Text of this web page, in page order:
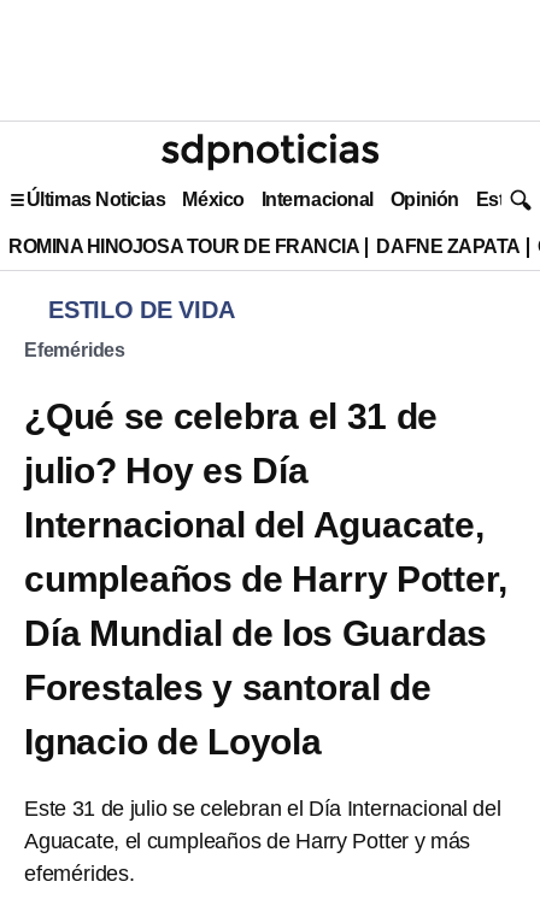
Últimas Noticias México Internacional Opinión Estilo
ROMINA HINOJOSA TOUR DE FRANCIA DAFNE ZAPATA
ESTILO DE VIDA
Efemérides
¿Qué se celebra el 31 de
julio? Hoy es Día
Internacional del Aguacate,
cumpleaños de Harry Potter,
Día Mundial de los Guardas
Forestales y santoral de
Ignacio de Loyola
Este 31 de julio se celebran el Día Internacional del
Aguacate, el cumpleaños de Harry Potter y más
efemérides.